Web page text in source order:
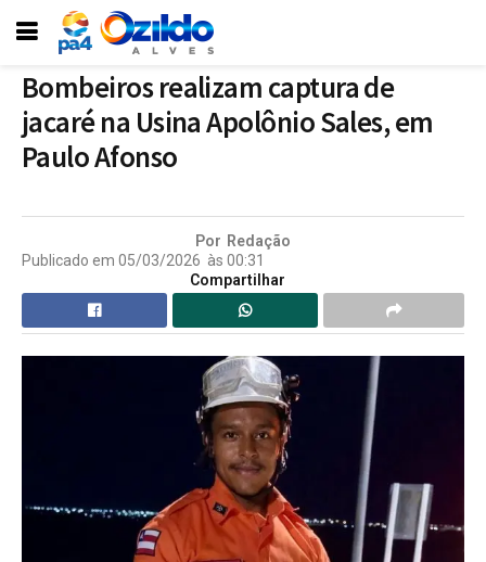
Bombeiros realizam captura de
jacaré na Usina Apolônio Sales, em
Paulo Afonso
Por Redação
Publicado em 05/03/2026 às 00:31
Compartilhar